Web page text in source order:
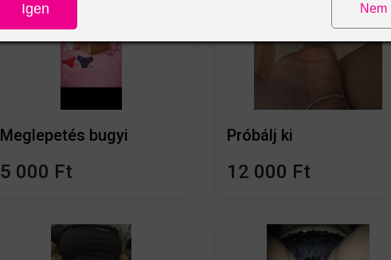
Meglepetés bugyi
5 000 Ft
Próbálj ki
12 000 Ft
Igen Nem